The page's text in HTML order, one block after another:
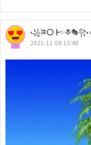
50
꧁🎏⭕┣✨추🎭꧂
2021-11-08 15:48